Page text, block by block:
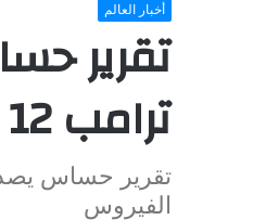
أخبار العالم
تقرير
ترامب 12 إحاطة استخباراتية تحذر من الفيروس
الفيروس